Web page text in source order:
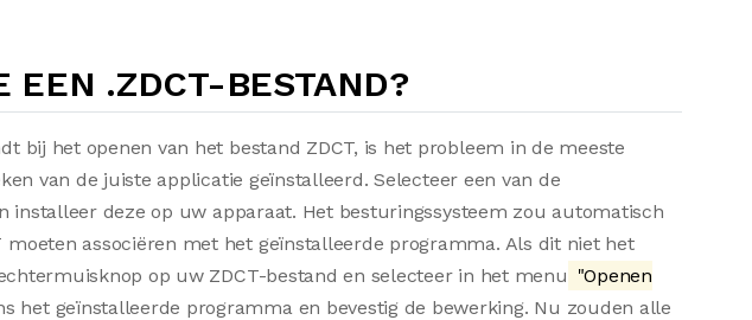
EEN .ZDCT-BESTAND?
bij het openen van het bestand ZDCT, is het probleem in de meeste
van de juiste applicatie geïnstalleerd. Selecteer een van de
installeer deze op uw apparaat. Het besturingssysteem zou automatisch
moeten associëren met het geïnstalleerde programma. Als dit niet het
op uw ZDCT-bestand en selecteer in het menu "Openen
het geïnstalleerde programma en bevestig de bewerking. Nu zouden alle